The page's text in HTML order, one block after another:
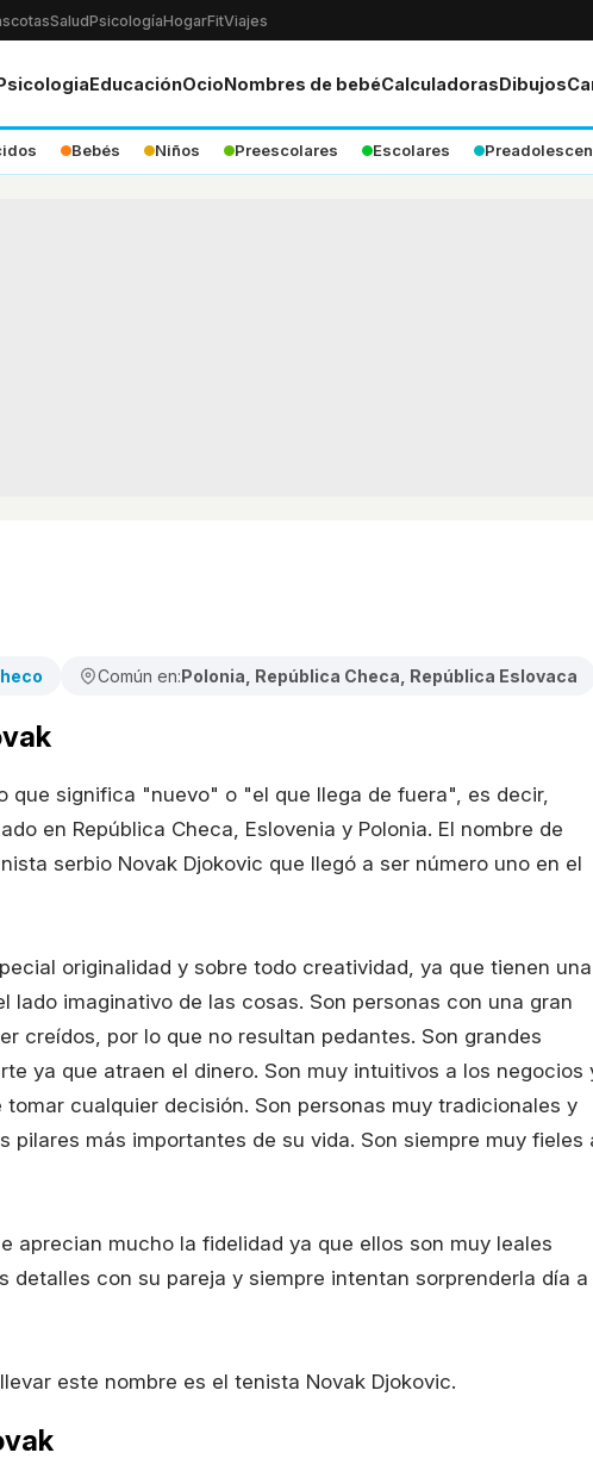
SaludPsicologíaHogarFitViajes
EducaciónOcioNombres de bebéCalculadorasDibujos
Bebés Niños Preescolares Escolares
Común en:Polonia, República Checa, República Eslovaca
que significa "nuevo" o "el que llega de fuera", es decir,
en República Checa, Eslovenia y Polonia. El nombre de
serbio Novak Djokovic que llegó a ser número uno en el
originalidad y sobre todo creatividad, ya que tienen una
lado imaginativo de las cosas. Son personas con una gran
creídos, por lo que no resultan pedantes. Son grandes
ya que atraen el dinero. Son muy intuitivos a los negocios
cualquier decisión. Son personas muy tradicionales y
pilares más importantes de su vida. Son siempre muy fieles
aprecian mucho la fidelidad ya que ellos son muy leales
detalles con su pareja y siempre intentan sorprenderla día a
este nombre es el tenista Novak Djokovic.